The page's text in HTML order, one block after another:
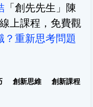
「創先先生」陳
上課程，免費觀
重新思考問題
創新思維
創新課程